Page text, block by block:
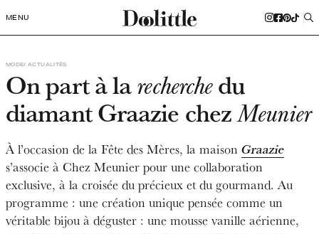
MENU
ACTUALITÉS
MODE
On part à larecherchedu
diamant Graazie chezMeunier
À l’occasion de la Fête des Mères, la maison Graazie
s’associe à Chez Meunier pour une collaboration
exclusive, à la croisée du précieux et du gourmand. Au
programme : une création unique pensée comme un
véritable bijou à déguster : une mousse vanille aérienne,